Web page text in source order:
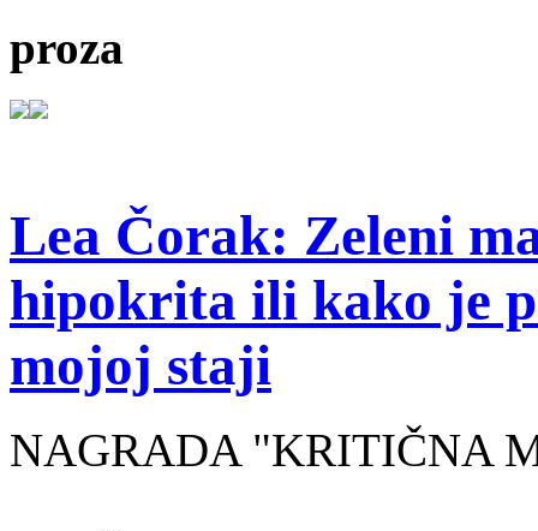
proza
Lea Čorak: Zeleni
hipokrita ili kako je
mojoj staji
NAGRADA "KRITIČNA